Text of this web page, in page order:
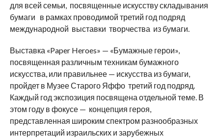
для всей семьи, посвященные искусству складывания
бумаги в рамках проводимой третий год подряд
международной выставки творчества из бумаги.
Выставка «Paper Heroes» — «Бумажные герои»,
посвященная различным техникам бумажного
искусства, или правильнее — искусства из бумаги,
пройдет в Музее Старого Яффо третий год подряд.
Каждый год экспозиция посвящена отдельной теме. В
этом году в фокусе — концепция героя,
представленная широким спектром разнообразных
интерпретаций израильских и зарубежных